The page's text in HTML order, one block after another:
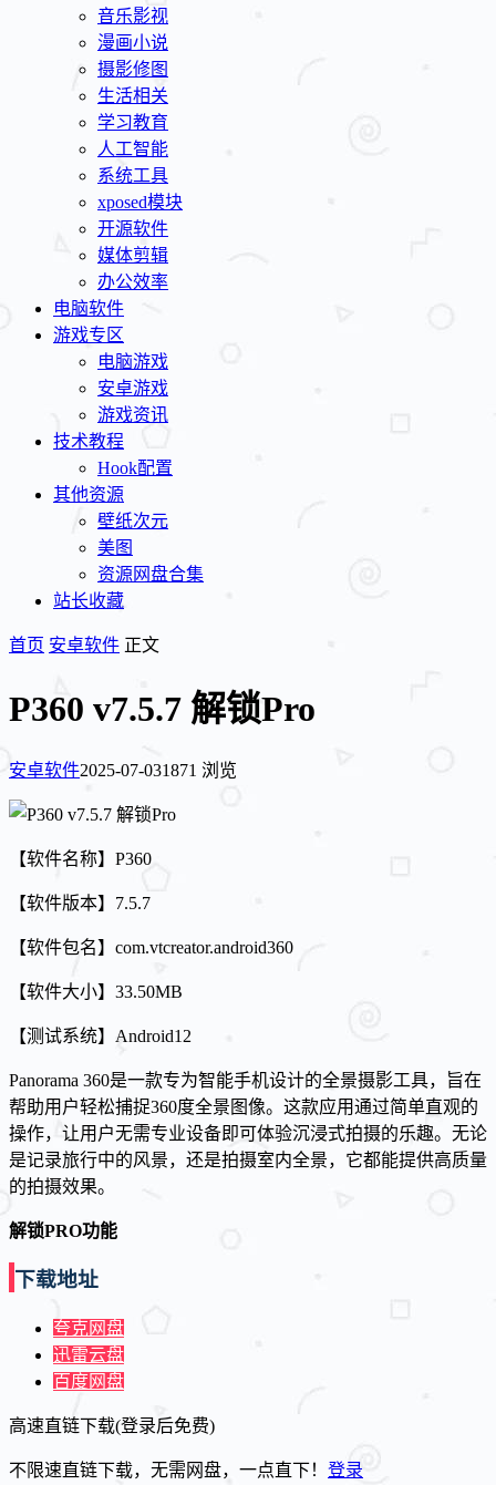
音乐影视
漫画小说
摄影修图
生活相关
学习教育
人工智能
系统工具
xposed模块
开源软件
媒体剪辑
办公效率
电脑软件
游戏专区
电脑游戏
安卓游戏
游戏资讯
技术教程
Hook配置
其他资源
壁纸次元
美图
资源网盘合集
站长收藏
首页 安卓软件 正文
P360 v7.5.7 解锁Pro
安卓软件2025-07-031871 浏览
【软件名称】P360
【软件版本】7.5.7
【软件包名】com.vtcreator.android360
【软件大小】33.50MB
【测试系统】Android12
Panorama 360是一款专为智能手机设计的全景摄影工具，旨在
帮助用户轻松捕捉360度全景图像。这款应用通过简单直观的
操作，让用户无需专业设备即可体验沉浸式拍摄的乐趣。无论
是记录旅行中的风景，还是拍摄室内全景，它都能提供高质量
的拍摄效果。
解锁PRO功能
下载地址
夸克网盘
迅雷云盘
百度网盘
高速直链下载(登录后免费)
不限速直链下载，无需网盘，一点直下！ 登录